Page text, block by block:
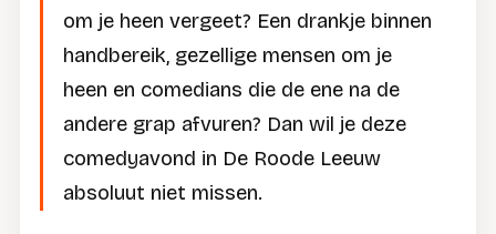
om je heen vergeet? Een drankje binnen
handbereik, gezellige mensen om je
heen en comedians die de ene na de
andere grap afvuren? Dan wil je deze
comedyavond in De Roode Leeuw
absoluut niet missen.